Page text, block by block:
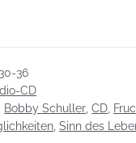
36
CD
Bobby Schuller ,CD
,Sinn des